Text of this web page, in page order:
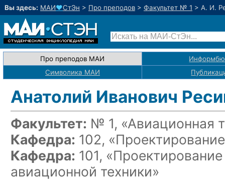
Вы здесь: МАИ♥СтЭн > Про преподов > Факультет № 1 > А. И.
Про преподов МАИ
Символика МАИ
Анатолий Иванович
Факультет: № 1, «Авиационная
Кафедра: 102,
Кафедра: 101,
авиационной техники»